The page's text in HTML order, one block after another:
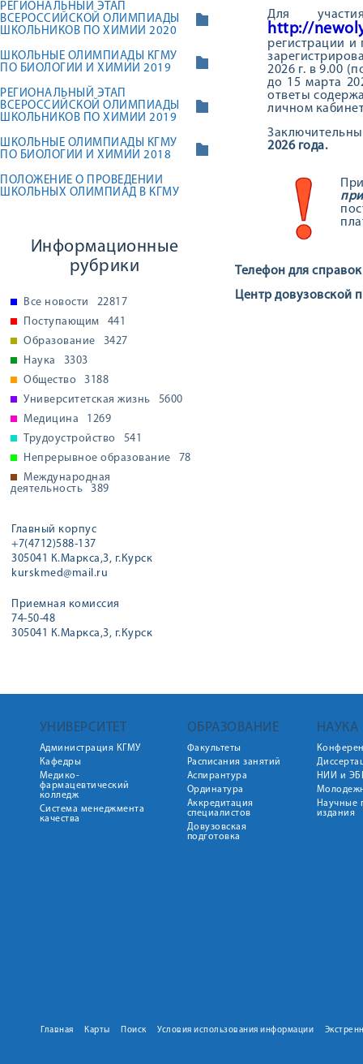
РЕГИОНАЛЬНЫЙ ЭТАП
ВСЕРОССИЙСКОЙ ОЛИМПИАДЫ
ШКОЛЬНИКОВ ПО ХИМИИ 2020
ШКОЛЬНЫЕ ОЛИМПИАДЫ КГМУ
ПО БИОЛОГИИ И ХИМИИ 2019
РЕГИОНАЛЬНЫЙ ЭТАП
ВСЕРОССИЙСКОЙ ОЛИМПИАДЫ
ШКОЛЬНИКОВ ПО ХИМИИ 2019
ШКОЛЬНЫЕ ОЛИМПИАДЫ КГМУ
ПО БИОЛОГИИ И ХИМИИ 2018
ПОЛОЖЕНИЕ О ПРОВЕДЕНИИ
ШКОЛЬНЫХ ОЛИМПИАД В КГМУ
Информационные
рубрики
Все новости
22817
Поступающим
441
Образование
3427
Наука
3303
Общество
3188
Университетская жизнь
5600
Медицина
1269
Трудоустройство
541
Непрерывное образование
78
Международная
деятельность
389
Главный корпус
+7(4712)588-137
305041 К.Маркса,3, г.Курск
kurskmed@mail.ru
Приемная комиссия
74-50-48
305041 К.Маркса,3, г.Курск
Для
http://
регистрации и
2026 г. в 9.00
до 15 марта
ответы
личном
2026 года.
Телефон для
Центр довузовской
УНИВЕРСИТЕТ
Администрация КГМУ
Кафедры
Медико-
фармацевтический
колледж
Система менеджмента
качества
ОБРАЗОВАНИЕ
Факультеты
Расписания занятий
Аспирантура
Ординатура
Аккредитация
специалистов
Довузовская
подготовка
НАУКА
НИИ и
Научные
издания
Главная Карты Поиск Условия использования информации